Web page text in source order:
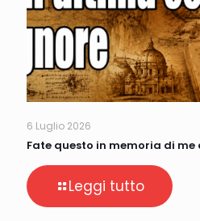
6 Luglio 2026
Fate questo in memoria di
Leggi tutto